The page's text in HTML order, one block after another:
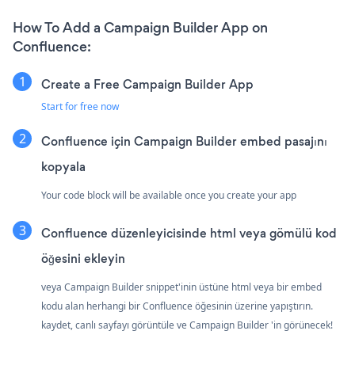
How To Add a Campaign Builder App on
Confluence:
Create a Free Campaign Builder App
Start for free now
Confluence için Campaign Builder embed pasajını
kopyala
Your code block will be available once you create your app
Confluence düzenleyicisinde html veya gömülü kod
öğesini ekleyin
veya Campaign Builder snippet'inin üstüne html veya bir embed
kodu alan herhangi bir Confluence öğesinin üzerine yapıştırın.
kaydet, canlı sayfayı görüntüle ve Campaign Builder 'in görünecek!